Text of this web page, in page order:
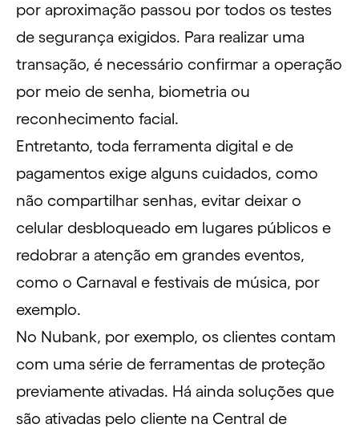
por aproximação passou por todos os testes
de segurança exigidos. Para realizar uma
transação, é necessário confirmar a operação
por meio de senha, biometria ou
reconhecimento facial.
Entretanto, toda ferramenta digital e de
pagamentos exige alguns cuidados, como
não compartilhar senhas, evitar deixar o
celular desbloqueado em lugares públicos e
redobrar a atenção em grandes eventos,
como o Carnaval e festivais de música, por
exemplo.
No Nubank, por exemplo, os clientes contam
com uma série de ferramentas de proteção
previamente ativadas. Há ainda soluções que
são ativadas pelo cliente na Central de